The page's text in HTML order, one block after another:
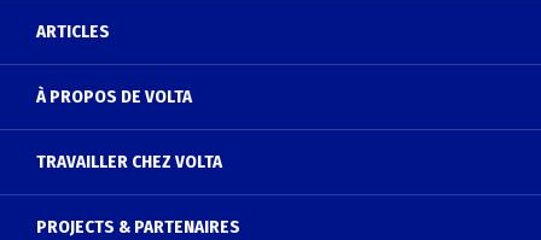
ARTICLES
À PROPOS DE VOLTA
TRAVAILLER CHEZ VOLTA
PROJECTS & PARTENAIRES